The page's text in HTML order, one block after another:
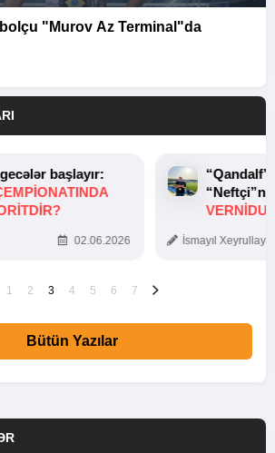
"Murov Az Terminal"da
başlayır:
02.06.2026 İsmayıl
1 2 3 4 5 6 7
Bütün Yazılar